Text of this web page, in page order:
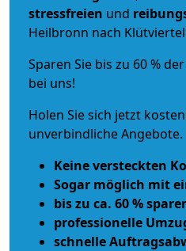
stressfreien und
Heilbronn nach
Sparen Sie bis zu 60 %
bei uns!
Holen Sie sich jetzt
unverbindliche Angebote.
Keine versteckten
Sogar möglich mit
bis zu ca. 60 %
professionelle
schnelle